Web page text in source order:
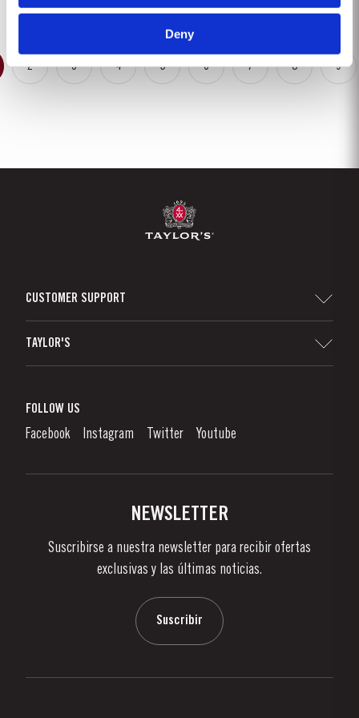
Deny
2 3 4 5 6 7 8 9
CUSTOMER SUPPORT
Denunciation Platform
Links
TAYLOR'S
¿Qué Es El Vino De Oporto?
Disfrutando el Vino de Oporto
Noticias
FOLLOW US
Facebook Instagram Twitter Youtube
NEWSLETTER
Suscribirse a nuestra newsletter para recibir ofertas
exclusivas y las últimas noticias.
Suscribir